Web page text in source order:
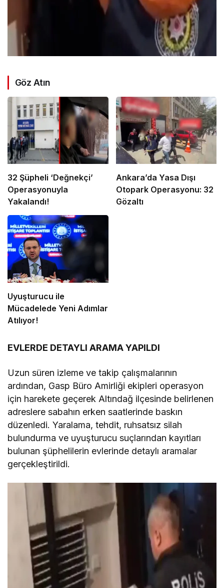
Göz Atın
32 Şüpheli ‘Değnekçi’
Operasyonuyla
Yakalandı!
Ankara’da Yasa Dışı
Otopark Operasyonu: 32
Gözaltı
Uyuşturucu ile
Mücadelede Yeni Adımlar
Atılıyor!
EVLERDE DETAYLI ARAMA YAPILDI
Uzun süren izleme ve takip çalışmalarının
ardından, Gasp Büro Amirliği ekipleri operasyon
için harekete geçerek Altındağ ilçesinde belirlenen
adreslere sabahın erken saatlerinde baskın
düzenledi. Yaralama, tehdit, ruhsatsız silah
bulundurma ve uyuşturucu suçlarından kayıtları
bulunan şüphelilerin evlerinde detaylı aramalar
gerçekleştirildi.